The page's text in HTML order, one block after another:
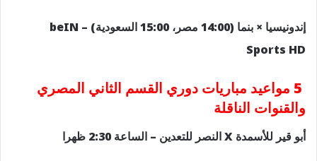
إندونيسيا × بنما (14:00 مصر، 15:00 السعودية) – beIN
Sports HD
5 مواعيد مباريات دوري القسم الثاني المصري
والقنوات الناقلة
أبو قير للأسمدة X النصر للتعدين – الساعة 2:30 ظهرا